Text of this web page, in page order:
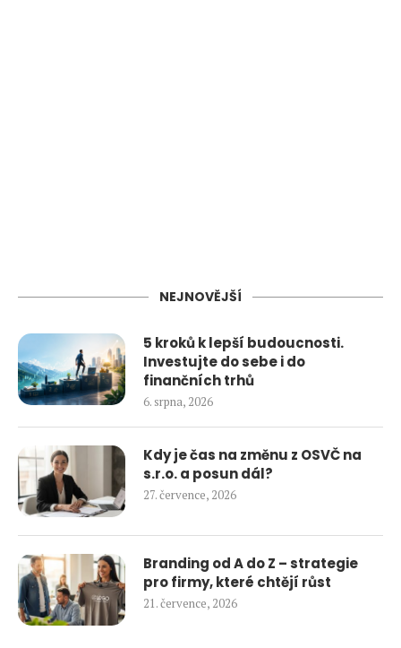
NEJNOVĚJŠÍ
5 kroků k lepší budoucnosti.
Investujte do sebe i do
finančních trhů
6. srpna, 2026
Kdy je čas na změnu z OSVČ na
s.r.o. a posun dál?
27. července, 2026
Branding od A do Z – strategie
pro firmy, které chtějí růst
21. července, 2026